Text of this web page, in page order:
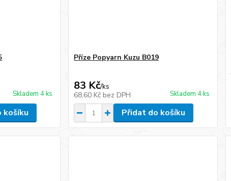
Skladem 4 ks
košíku
Příze Popyarn Kuzu B019
83 Kč/ks
68,60 Kč bez DPH Skladem 4 ks
Přidat do košíku